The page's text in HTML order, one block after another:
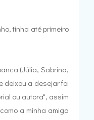
tinha até primeiro
(Júlia, Sabrina,
deixou a desejar foi
ou autora", assim
a minha amiga